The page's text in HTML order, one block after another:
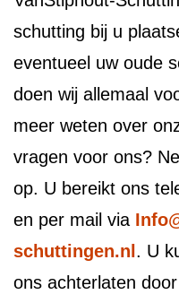
schutting bij u
eventueel uw oude
doen wij allemaal
meer weten over
vragen voor ons?
op. U bereikt ons
en per mail via
schuttingen.nl . U
ons achterlaten